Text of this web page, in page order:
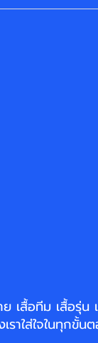
ย เสื้อทีม เสื้อรุ่น
าใส่ใจในทุกขั้น